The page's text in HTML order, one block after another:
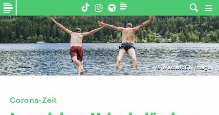
©Westend61 | imago
Corona-Zeit